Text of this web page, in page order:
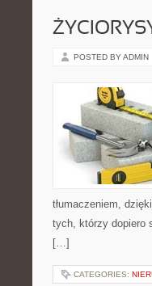
POSTED BY ADMIN
tłumaczeniem,
tych, którzy dopiero
[…]
CATEGORIES: